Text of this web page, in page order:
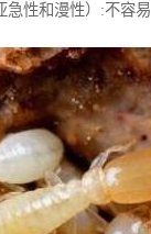
急性和漫性）:不容易